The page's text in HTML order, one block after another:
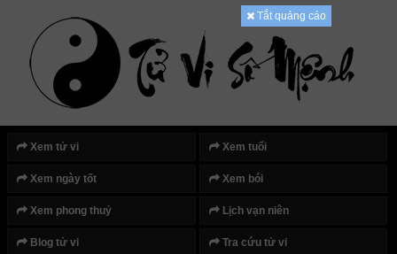
Xem tử vi Xem tuổi
Xem ngày tốt Xem bói
Xem phong thuỷ Lịch vạn niên
Blog tử vi Tra cứu tử vi
Tắt quảng cáo